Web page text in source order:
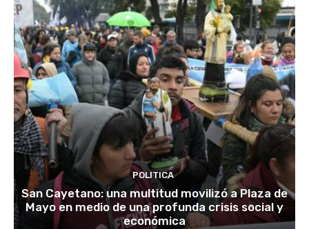
POLITICA
San Cayetano: una multitud movilizó a Plaza de
Mayo en medio de una profunda crisis social y
económica